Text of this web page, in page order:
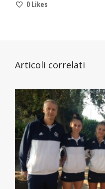
0 Likes
Articoli correlati